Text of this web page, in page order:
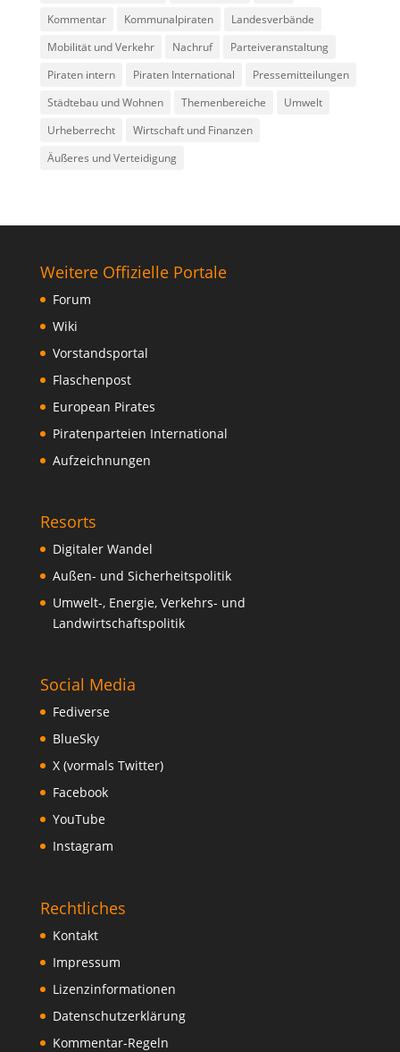
Kommentar
Kommunalpiraten
Landesverbände
Mobilität und Verkehr
Nachruf
Parteiveranstaltung
Piraten intern
Piraten International
Pressemitteilungen
Städtebau und Wohnen
Themenbereiche
Umwelt
Urheberrecht
Wirtschaft und Finanzen
Äußeres und Verteidigung
Weitere Offizielle Portale
Forum
Wiki
Vorstandsportal
Flaschenpost
European Pirates
Piratenparteien International
Aufzeichnungen
Resorts
Digitaler Wandel
Außen- und Sicherheitspolitik
Umwelt-, Energie, Verkehrs- und
Landwirtschaftspolitik
Social Media
Fediverse
BlueSky
X (vormals Twitter)
Facebook
YouTube
Instagram
Rechtliches
Kontakt
Impressum
Lizenzinformationen
Datenschutzerklärung
Kommentar-Regeln